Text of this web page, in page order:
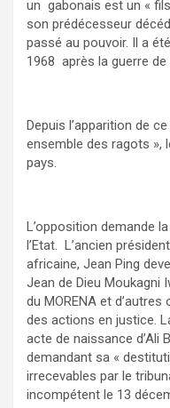
un gabonais est un «
son prédécesseur
passé au pouvoir. Il a
1968 après la guerre de
Depuis l’apparition de
ensemble des ragots »,
pays.
L’opposition demande
l’Etat. L’ancien
africaine, Jean Ping
Jean de Dieu Moukagni
du MORENA et
des actions en justice.
acte de naissance d’Ali
demandant sa «
irrecevables par le
incompétent le 13